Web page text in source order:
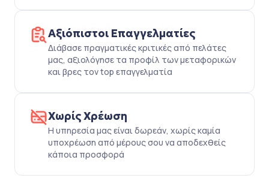
Αξιόπιστοι Επαγγελματίες
Διάβασε πραγματικές κριτικές από πελάτες
μας, αξιολόγησε τα προφίλ των μεταφορικών
και βρες τον top επαγγελματία
Χωρίς Χρέωση
Η υπηρεσία μας είναι δωρεάν, χωρίς καμία
υποχρέωση από μέρους σου να αποδεχθείς
κάποια προσφορά